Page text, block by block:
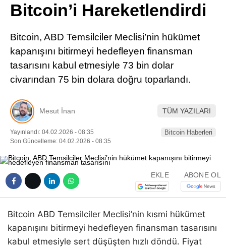
LinkedIn
Telegram
Bitcoin’i Hareketlendirdi
Bitcoin, ABD Temsilciler Meclisi’nin hükümet
kapanışını bitirmeyi hedefleyen finansman
tasarısını kabul etmesiyle 73 bin dolar
civarından 75 bin dolara doğru toparlandı.
Mesut İnan TÜM YAZILARI
Yayınlandı: 04.02.2026 - 08:35
Son Güncelleme: 04.02.2026 - 08:35
Bitcoin Haberleri
EKLE ABONE OL
Bitcoin ABD Temsilciler Meclisi’nin kısmi hükümet
kapanışını bitirmeyi hedefleyen finansman tasarısını
kabul etmesiyle sert düşüşten hızlı döndü. Fiyat